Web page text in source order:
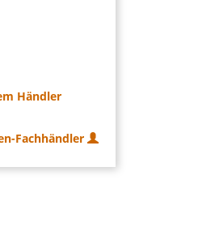
Händler
Fachhändler